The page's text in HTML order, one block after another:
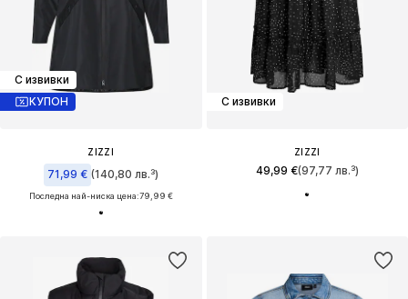
С извивки
КУПОН
ZIZZI
71,99 € (140,80 лв.³)
Последна най-ниска цена:79,99 €
С извивки
ZIZZI
49,99 €(97,77 лв.³)